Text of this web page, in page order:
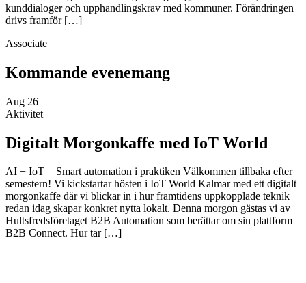
kunddialoger och upphandlingskrav med kommuner. Förändringen
drivs framför […]
Associate
Kommande evenemang
Aug 26
Aktivitet
Digitalt Morgonkaffe med IoT World
AI + IoT = Smart automation i praktiken Välkommen tillbaka efter
semestern! Vi kickstartar hösten i IoT World Kalmar med ett digitalt
morgonkaffe där vi blickar in i hur framtidens uppkopplade teknik
redan idag skapar konkret nytta lokalt. Denna morgon gästas vi av
Hultsfredsföretaget B2B Automation som berättar om sin plattform
B2B Connect. Hur tar […]